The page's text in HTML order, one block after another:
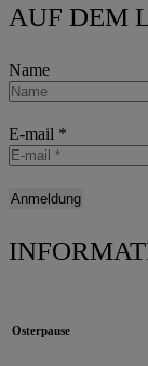
AUF DEM
Name
E-mail *
Osterpause